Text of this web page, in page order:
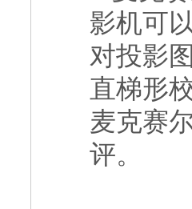
影机可
对投影
直梯形
麦克赛
评。